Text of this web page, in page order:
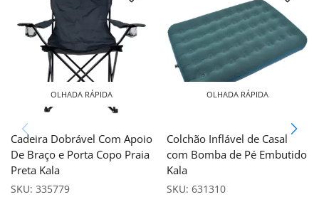
OLHADA RÁPIDA
Cadeira Dobrável Com Apoio
De Braço e Porta Copo Praia
Preta Kala
SKU: 335779
OLHADA RÁPIDA
Colchão Inflável de Casal
com Bomba de Pé Embutido
Kala
SKU: 631310